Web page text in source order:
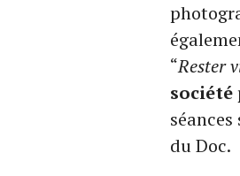
“Rester
société
du Doc.